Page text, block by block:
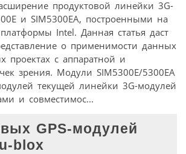
продуктовой линейки 3G-
и SIM5300EA, построенными на
Intel. Данная статья даст
о применимости данных
проектах с аппаратной и
зрения. Модули SIM5300E/5300EA
текущей линейки 3G-модулей
и совместимос...
GPS-модулей
blox